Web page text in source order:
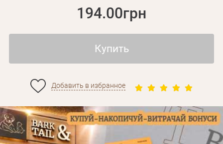
194.00грн
Купить
Добавить в избранное
Личные данные